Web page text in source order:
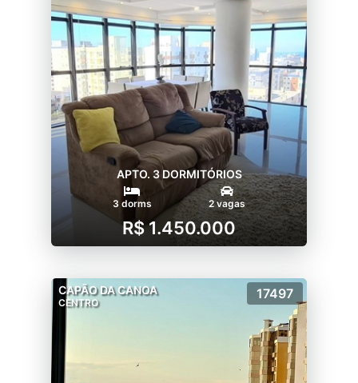
APTO. 3 DORMITÓRIOS
3 dorms 2 vagas
R$ 1.450.000
CAPÃO DA CANOA
CENTRO
17497